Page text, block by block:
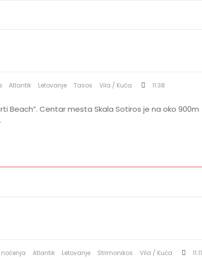
Atlantik Letovanje Tasos Vila / Kuća 11:38
Beach”. Centar mesta Skala Sotiros je na oko 900m
noćenja Atlantik Letovanje Strimonikos Vila / Kuća 11:11